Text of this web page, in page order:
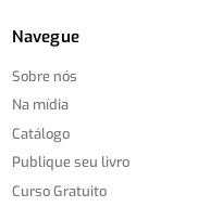
Navegue
Sobre nós
Na mídia
Catálogo
Publique seu livro
Curso Gratuito